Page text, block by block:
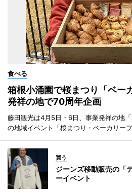
食べる
箱根小涌園で桜まつり「ベ
発祥の地で70周年企画
藤田観光は4月5日・6日、事業発祥の地
の地域イベント「桜まつり・ベーカリー
買う
ジーンズ移動販売の「
ーイベント